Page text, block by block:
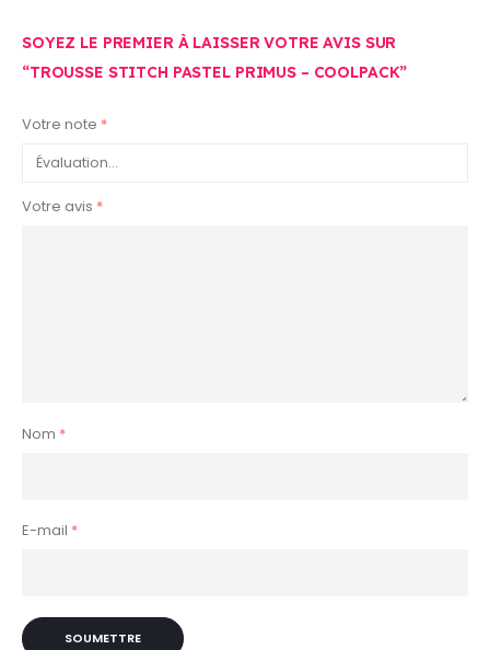
SOYEZ LE PREMIER À LAISSER VOTRE AVIS SUR
“TROUSSE STITCH PASTEL PRIMUS – COOLPACK”
Votre note *
Votre avis *
Nom *
E-mail *